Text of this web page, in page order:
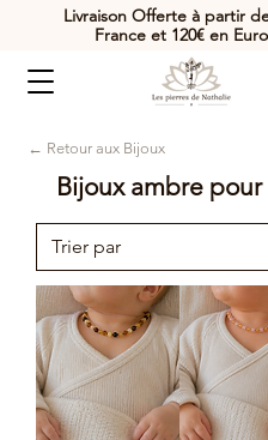
Livraison Offerte à partir
France et 120€ en
← Retour aux Bijoux
Bijoux ambre